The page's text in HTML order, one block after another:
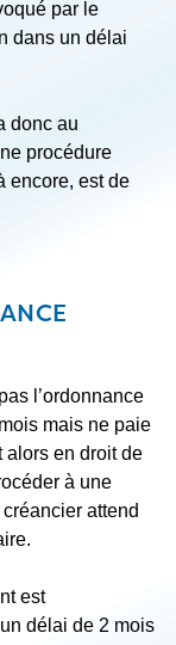
par le
dans un délai
donc au
procédure
encore, est de
l’ordonnance
mais ne paie
alors en droit de
à une
attend
est
délai de 2 mois